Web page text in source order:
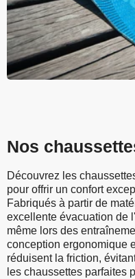
Nos
Découvrez les
pour offrir un confort
Fabriqués à partir de
excellente évacuation de
même lors des
conception ergonomique
réduisent la friction,
les chaussettes parfaites